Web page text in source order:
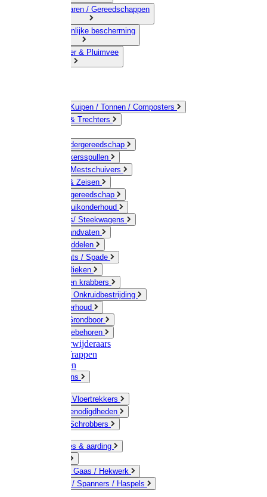
10) IJzerwaren / Gereedschappen
11) Persoonlijke bescherming
12) Kleindier & Pluimvee
Emmers / Kuipen / Tonnen / Composters
Jerrycans & Trechters
Hand-/ Kindergereedschap
Stratenmakersspullen
Sneeuw- / Mestschuivers
Baggeren & Zeisen
Elektrisch gereedschap
Boom / Struikonderhoud
Kruiwagens/ Steekwagens
Stelen / Handvaten
Tuinhulpmiddelen
Schop / Bats / Spade
Vorken & Rieken
Cultivator en krabbers
Schoffels / Onkruidbestrijding
Gazononderhoud
Hamers / Grondboor
Sledes / toebehoren
Onkruidverwijderaars
Ladders / Trappen
Werkbanken
Betonmolens
Bezems & Vloertrekkers
Schildersbenodigdheden
Borstels / Schrobbers
Accessoires & aarding
Geleiders / Gaas / Hekwerk
Verbinders / Spanners / Haspels